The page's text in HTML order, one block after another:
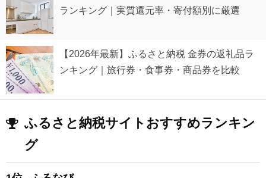
ランキング｜実質還元率・寄付額別に厳選
【2026年最新】ふるさと納税 金券の返礼品ラ
ンキング｜旅行券・食事券・商品券を比較
ふるさと納税サイトおすすめランキン
グ